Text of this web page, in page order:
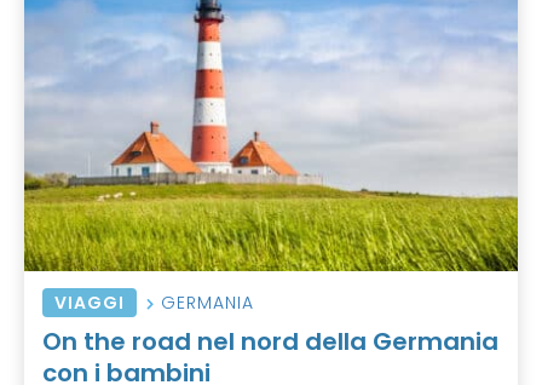
VIAGGI GERMANIA
On the road nel nord della Germania
con i bambini